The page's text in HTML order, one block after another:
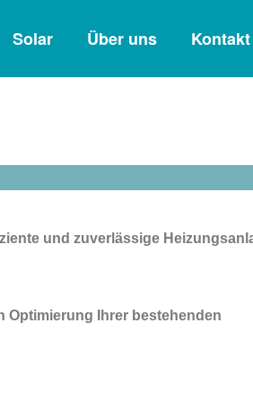
Solar Über uns Kontakt
und zuverlässige
Optimierung Ihrer bestehenden